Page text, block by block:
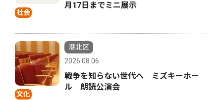
社会
月17日までミニ展示
文化
港北区
2026.08.06
戦争を知らない世代へ ミズキーホー
ル 朗読公演会